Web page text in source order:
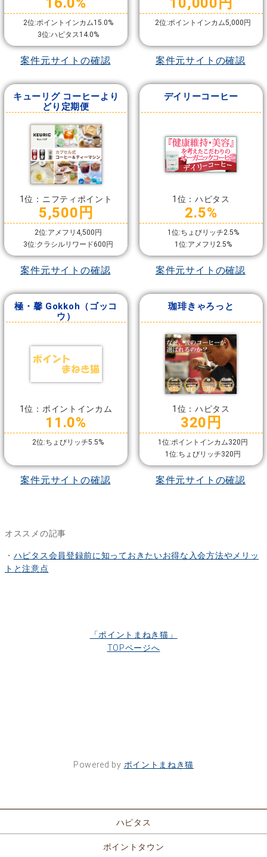
2位:ポイントインカム15.0%
3位:ハピタス14.0%
案件元サイトの確認
2位:ポイントインカム5,000円
案件元サイトの確認
キューリグ コーヒーより
どり定期便
1位：ニフティポイント
5,500円
2位:アメフリ4,500円
3位:クラシルリワード600円
案件元サイトの確認
デイリーコーヒー
1位：ハピタス
2.5%
1位:ちょびリッチ2.5%
1位:アメフリ2.5%
案件元サイトの確認
極・馨 Gokkoh（ゴッコ
ウ）
1位：ポイントインカム
11.0%
2位:ちょびリッチ5.5%
案件元サイトの確認
珈琲きゃろっと
1位：ハピタス
320円
1位:ポイントインカム320円
1位:ちょびリッチ320円
案件元サイトの確認
オススメの記事
・ ハピタス会員登録前に知っておきたいお得な入会方法やメリッ
トと注意点
「ポイントまねき猫」
TOPページへ
Powered by ポイントまねき猫
ハピタス
ポイントタウン